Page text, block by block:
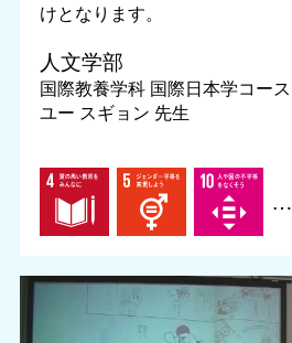
けとなります。
人文学部
国際教養学科 国際日本学コース
ユー スギョン 先生
…